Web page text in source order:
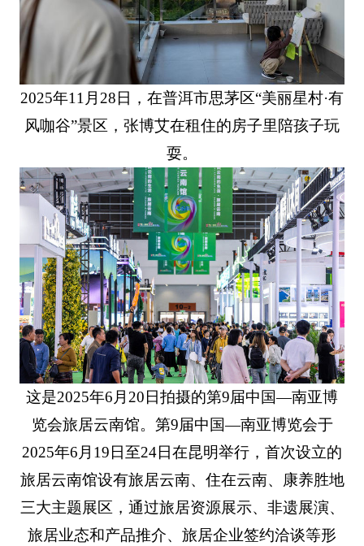
2025年11月28日，在普洱市思茅区“美丽星村·有
风咖谷”景区，张博艾在租住的房子里陪孩子玩
耍。
这是2025年6月20日拍摄的第9届中国—南亚博
览会旅居云南馆。第9届中国—南亚博览会于
2025年6月19日至24日在昆明举行，首次设立的
旅居云南馆设有旅居云南、住在云南、康养胜地
三大主题展区，通过旅居资源展示、非遗展演、
旅居业态和产品推介、旅居企业签约洽谈等形